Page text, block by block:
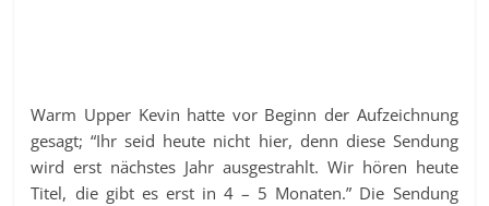
Warm Upper Kevin hatte vor Beginn der Aufzeichnung
gesagt; “Ihr seid heute nicht hier, denn diese Sendung
wird erst nächstes Jahr ausgestrahlt. Wir hören heute
Titel, die gibt es erst in 4 – 5 Monaten.” Die Sendung